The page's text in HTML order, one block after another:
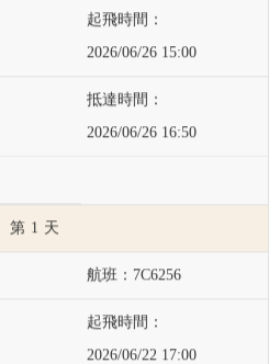
2026/06/26 15:00
2026/06/26 16:50
1
7C6256
2026/06/22 17:00